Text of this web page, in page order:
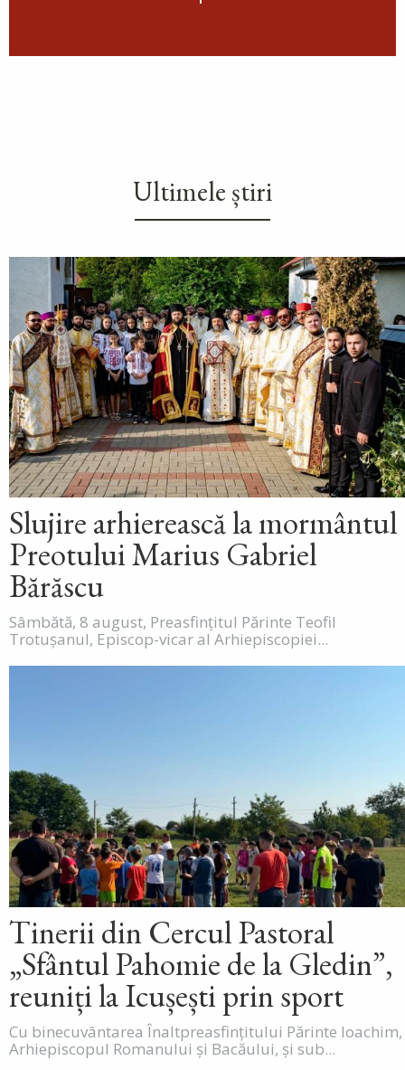
Ultimele știri
Slujire arhierească la mormântul
Preotului Marius Gabriel
Bărăscu
Sâmbătă, 8 august, Preasfințitul Părinte Teofil
Trotușanul, Episcop-vicar al Arhiepiscopiei...
Tinerii din Cercul Pastoral
„Sfântul Pahomie de la Gledin”,
reuniți la Icușești prin sport
Cu binecuvântarea Înaltpreasfințitului Părinte Ioachim,
Arhiepiscopul Romanului și Bacăului, și sub...